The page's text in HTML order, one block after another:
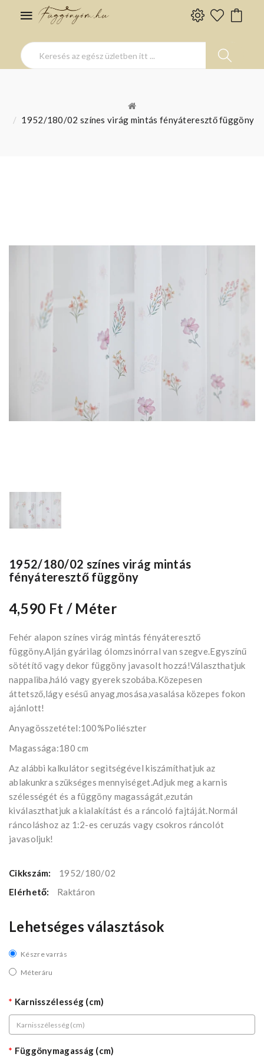
1952/180/02 színes virág mintás fényáteresztő függöny
1952/180/02 színes virág mintás
fényáteresztő függöny
4,590 Ft / Méter
Fehér alapon színes virág mintás fényáteresztő
függöny.Alján gyárilag ólomzsinórral van szegve.Egyszínű
sötétítő vagy dekor függöny javasolt hozzá!Választhatjuk
nappaliba,háló vagy gyerek szobába.Közepesen
áttetsző,lágy esésű anyag,mosása,vasalása közepes fokon
ajánlott!
Anyagösszetétel:100%Poliészter
Magassága:180 cm
Az alábbi kalkulátor segìtségével kiszámíthatjuk az
ablakunkra szükséges mennyiséget.Adjuk meg a karnis
szélességét és a függöny magasságát,ezután
kiválaszthatjuk a kialakítást és a ráncoló fajtáját.Normál
ráncoláshoz az 1:2-es ceruzás vagy csokros ráncolót
javasoljuk!
Cikkszám:
1952/180/02
Elérhető:
Raktáron
Lehetséges választások
Készre varrás
Méteráru
Karnisszélesség (cm)
Függönymagasság (cm)